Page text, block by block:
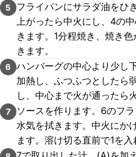
5
フライパンにサラダ油をひ
上がったら中火にし、4の
きます。1分程焼き、焼き
きます。
6 ハンバーグの中心より少し
加熱し、ふつふつとしたら
し、中心まで火が通ったら
7
ソースを作ります。6のフ
水気を拭きます。中火にか
ます。溶け切る直前で1を入